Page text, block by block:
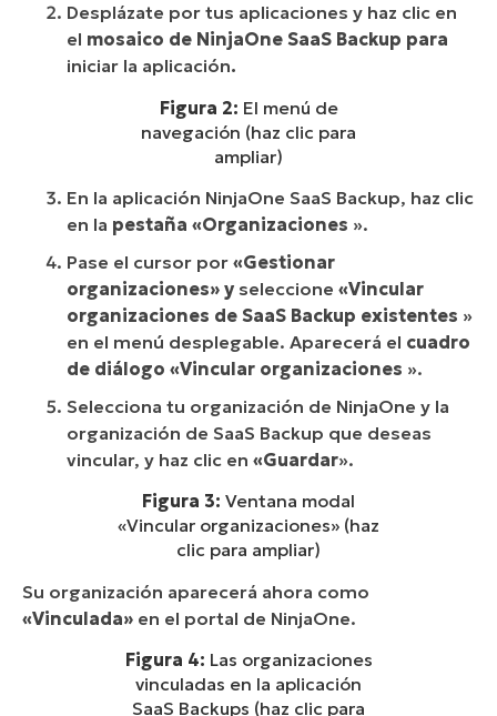
Desplázate por tus aplicaciones y haz clic en
el mosaico de NinjaOne SaaS Backup para
iniciar la aplicación.
Figura 2: El menú de
navegación (haz clic para
ampliar)
En la aplicación NinjaOne SaaS Backup, haz clic
en la pestaña «Organizaciones ».
Pase el cursor por «Gestionar
organizaciones» y seleccione «Vincular
organizaciones de SaaS Backup existentes »
en el menú desplegable. Aparecerá el cuadro
de diálogo «Vincular organizaciones ».
Selecciona tu organización de NinjaOne y la
organización de SaaS Backup que deseas
vincular, y haz clic en «Guardar».
Figura 3: Ventana modal
«Vincular organizaciones» (haz
clic para ampliar)
Su organización aparecerá ahora como
«Vinculada» en el portal de NinjaOne.
Figura 4: Las organizaciones
vinculadas en la aplicación
SaaS Backups (haz clic para